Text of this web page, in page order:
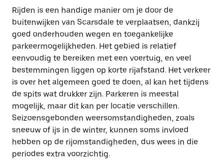
Rijden is een handige manier om je door de
buitenwijken van Scarsdale te verplaatsen, dankzij
goed onderhouden wegen en toegankelijke
parkeermogelijkheden. Het gebied is relatief
eenvoudig te bereiken met een voertuig, en veel
bestemmingen liggen op korte rijafstand. Het verkeer
is over het algemeen goed te doen, al kan het tijdens
de spits wat drukker zijn. Parkeren is meestal
mogelijk, maar dit kan per locatie verschillen.
Seizoensgebonden weersomstandigheden, zoals
sneeuw of ijs in de winter, kunnen soms invloed
hebben op de rijomstandigheden, dus wees in die
periodes extra voorzichtig.